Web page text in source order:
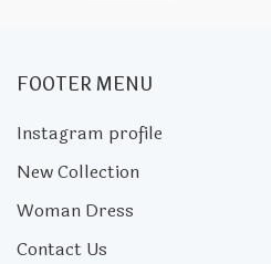
FOOTER MENU
Instagram profile
New Collection
Woman Dress
Contact Us